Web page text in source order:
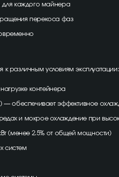
для каждого майнера
перекоса фаз
различным условиям эксплуатации:
контейнера
— обеспечивает эффективное
и мокрое охлаждение при
(менее 2.5% от общей мощности)
систем